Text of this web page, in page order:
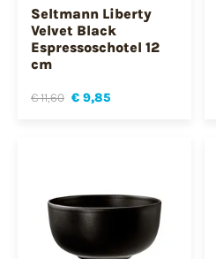
Seltmann Liberty
Velvet Black
Espressoschotel 12
cm
€ 11,60 € 9,85